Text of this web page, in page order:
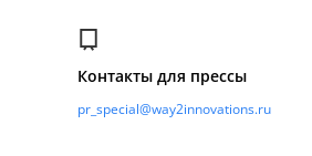
Контакты для прессы
pr_special@way2innovations.ru